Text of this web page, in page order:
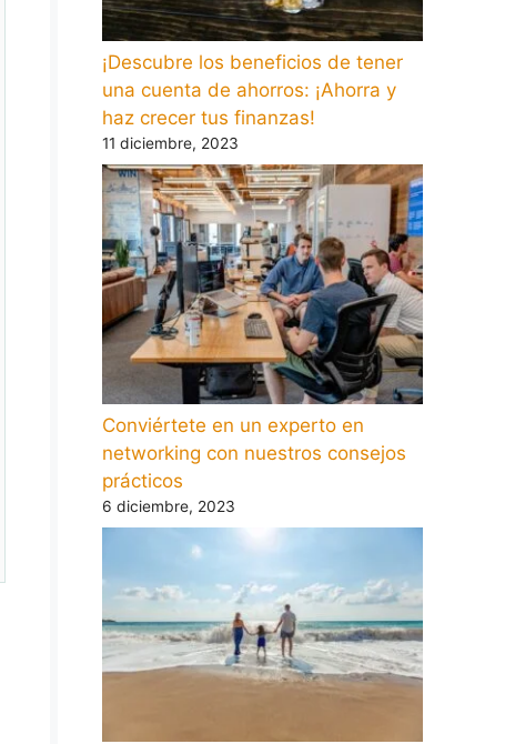
¡Descubre los beneficios de tener
una cuenta de ahorros: ¡Ahorra y
haz crecer tus finanzas!
11 diciembre, 2023
Conviértete en un experto en
networking con nuestros consejos
prácticos
6 diciembre, 2023